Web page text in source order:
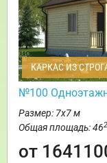
КАРКАС ИЗ
№100
Размер: 7х7 м
Общая площадь: 462
от